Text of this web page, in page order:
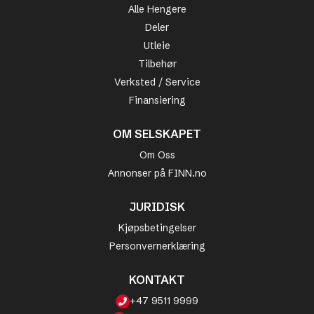
Alle Hengere
Deler
Utleie
Tilbehør
Verksted / Service
Finansiering
OM SELSKAPET
Om Oss
Annonser på FINN.no
JURIDISK
Kjøpsbetingelser
Personvernerklæring
KONTAKT
+47 9511 9999